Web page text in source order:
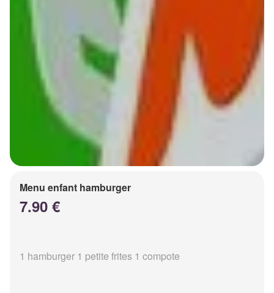
Menu enfant hamburger
7.90 €
1 hamburger 1 petite frites 1 compote